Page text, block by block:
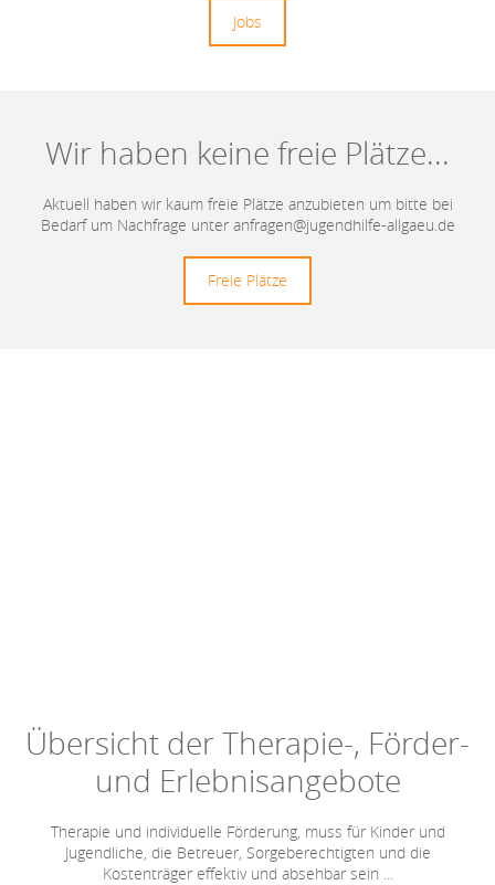
Jobs
Wir haben keine freie Plätze...
Aktuell haben wir kaum freie Plätze anzubieten um bitte bei
Bedarf um Nachfrage unter anfragen@jugendhilfe-allgaeu.de
Freie Plätze
Übersicht der Therapie-, Förder-
und Erlebnis­angebote
Therapie und individuelle Förderung, muss für Kinder und
Jugendliche, die Betreuer, Sorgeberechtigten und die
Kostenträger effektiv und absehbar sein ...